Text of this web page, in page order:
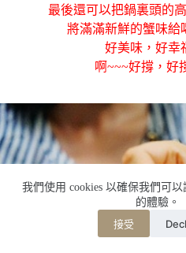
我們使用 cookies 以確保我們可
的體驗。
接受
最後還可以把鍋裏頭的
將滿滿新鮮的蟹味給
好美味，好幸
啊~~~好撐，好